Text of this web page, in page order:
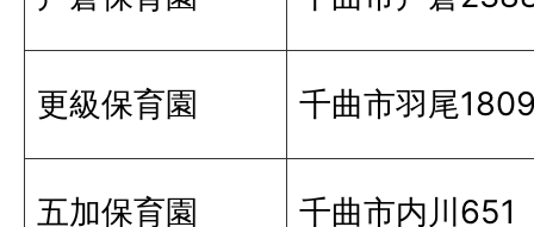
更級保育園 千曲市羽尾
五加保育園 千曲市内川651